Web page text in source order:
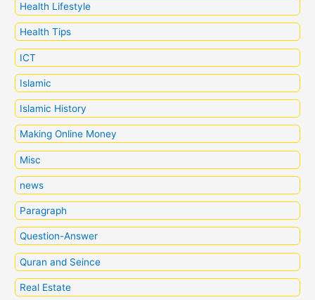
Health Lifestyle
Health Tips
ICT
Islamic
Islamic History
Making Online Money
Misc
news
Paragraph
Question-Answer
Quran and Seince
Real Estate